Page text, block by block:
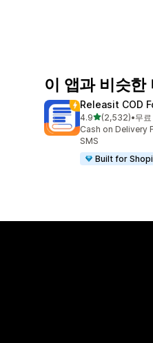
이 앱과 비슷한
Releasit COD
4.9별 5개 중
(2,532)
총 리뷰 2532개
•무
Cash on Delivery
SMS
Built for